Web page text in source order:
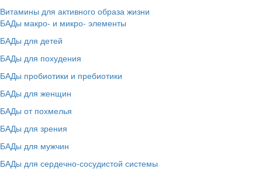
Витамины для активного образа жизни
БАДы макро- и микро- элементы
БАДы для детей
БАДы для похудения
БАДы пробиотики и пребиотики
БАДы для женщин
БАДы от похмелья
БАДы для зрения
БАДы для мужчин
БАДы для сердечно-сосудистой системы